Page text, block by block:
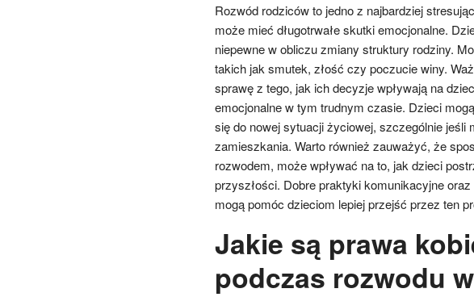
Rozwód rodziców to jedno z najbardziej
może mieć długotrwałe skutki emocjonalne.
niepewne w obliczu zmiany struktury rodziny.
takich jak smutek, złość czy poczucie winy.
sprawę z tego, jak ich decyzje wpływają na
emocjonalne w tym trudnym czasie. Dzieci
się do nowej sytuacji życiowej, szczególnie jeśli
zamieszkania. Warto również zauważyć, że
rozwodem, może wpływać na to, jak dzieci
przyszłości. Dobre praktyki komunikacyjne
mogą pomóc dzieciom lepiej przejść przez ten
Jakie są prawa
podczas rozwodu